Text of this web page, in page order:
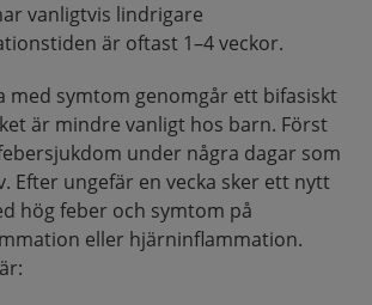
vanligtvis lindrigare
är oftast 1–4 veckor.
med symtom genomgår ett bifasiskt
är mindre vanligt hos barn. Först
under några dagar som
Efter ungefär en vecka sker ett nytt
hög feber och symtom på
eller hjärninflammation.